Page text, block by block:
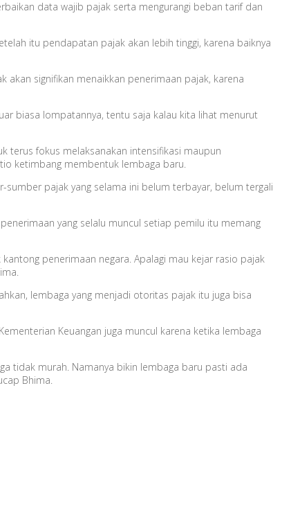
data wajib pajak serta mengurangi beban tarif dan
itu pendapatan pajak akan lebih tinggi, karena baiknya
akan signifikan menaikkan penerimaan pajak, karena
biasa lompatannya, tentu saja kalau kita lihat menurut
terus fokus melaksanakan intensifikasi maupun
ketimbang membentuk lembaga baru.
pajak yang selama ini belum terbayar, belum tergali
yang selalu muncul setiap pemilu itu memang
penerimaan negara. Apalagi mau kejar rasio pajak
lembaga yang menjadi otoritas pajak itu juga bisa
Keuangan juga muncul karena ketika lembaga
tidak murah. Namanya bikin lembaga baru pasti ada
Bhima.